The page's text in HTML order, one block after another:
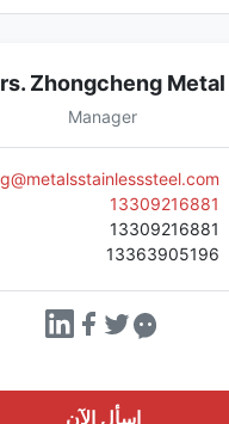
Zhongcheng Metal
Manager
13309216881
13309216881
13363905196
اسأل الآن